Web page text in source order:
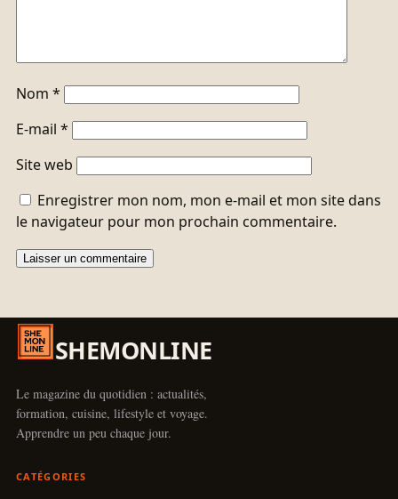
Nom *
E-mail *
Site web
Enregistrer mon nom, mon e-mail et mon site dans
le navigateur pour mon prochain commentaire.
SHEMONLINE
Le magazine du quotidien : actualités,
formation, cuisine, lifestyle et voyage.
Apprendre un peu chaque jour.
CATÉGORIES